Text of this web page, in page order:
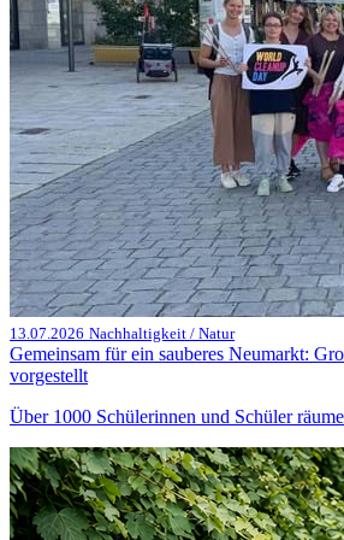
13.07.2026 Nachhaltigkeit / Natur
Gemeinsam für ein sauberes Neumarkt:
vorgestellt
Über 1000 Schülerinnen und Schüler